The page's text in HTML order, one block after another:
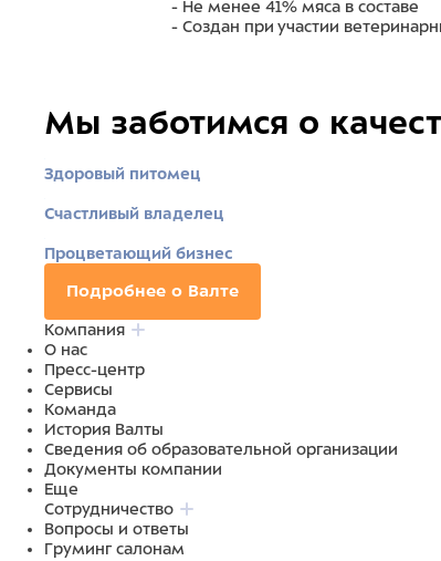
- Не менее 41% мяса в составе
- Создан при участии
Мы заботимся о
Здоровый питомец
Счастливый владелец
Процветающий бизнес
Подробнее о Валте
Компания
О нас
Пресс-центр
Сервисы
Команда
История Валты
Сведения об образовательной организации
Документы компании
Еще
Сотрудничество
Вопросы и ответы
Груминг салонам